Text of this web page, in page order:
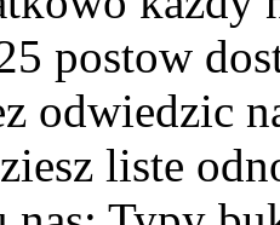
postow
odwiedzic
liste